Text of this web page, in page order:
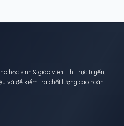
học sinh & giáo viên. Thi trực tuyến,
và đề kiểm tra chất lượng cao hoàn